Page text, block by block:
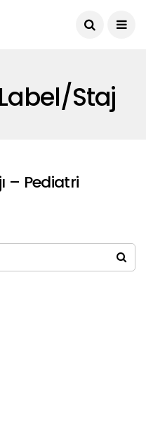
Staj
– Pediatri